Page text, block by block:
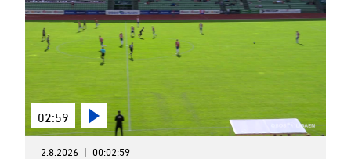
02:59
2.8.2026 | 00:02:59